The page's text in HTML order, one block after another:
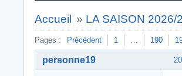
Accueil » LA SAISON 2026/
Pages : Précédent 1 … 190
personne19